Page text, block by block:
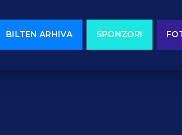
BILTEN ARHIVA SPONZORI